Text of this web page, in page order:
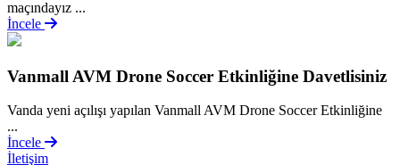
maçındayız ...
İncele
Vanmall AVM Drone Soccer Etkinliğine Davetlisiniz
Vanda yeni açılışı yapılan Vanmall AVM Drone Soccer Etkinliğine
...
İncele
İletişim